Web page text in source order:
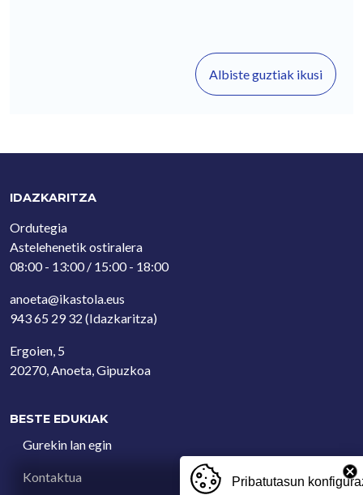
Albiste guztiak ikusi
IDAZKARITZA
Ordutegia
Astelehenetik ostiralera
08:00 - 13:00 / 15:00 - 18:00
anoeta@ikastola.eus
943 65 29 32 (Idazkaritza)
Ergoien, 5
20270, Anoeta, Gipuzkoa
BESTE EDUKIAK
Gurekin lan egin
Kontaktua Pribatutasun